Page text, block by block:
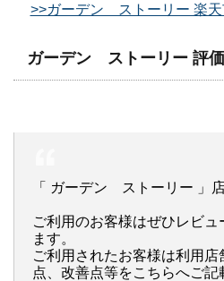
>>ガーデン ストーリー 楽天
ガーデン ストーリー 評
「 ガーデン ストーリー 」
ご利用のお客様はぜひレビ
ます。
ご利用されたお客様は利用店
点、改善点等をこちらへご